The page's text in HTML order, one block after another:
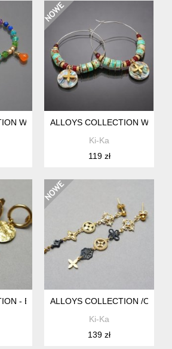
WIANKI (SUMMER) - KOLCZYKI
ALLOYS COLLECTION
Ki-Ka
119 zł
- BURGUNDY - KOLCZYKI /09.10.25/
ALLOYS COLLECTION /ODD/
Ki-Ka
139 zł